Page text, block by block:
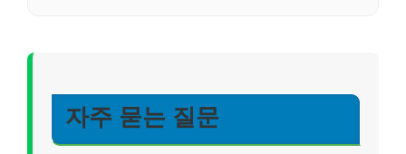
자주 묻는 질문